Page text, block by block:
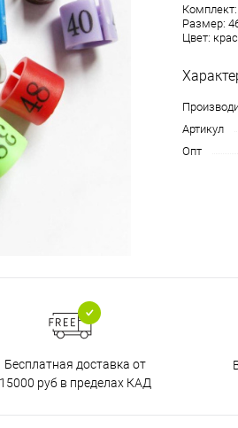
Размер:
Цвет:
Артикул
Опт
Бесплатная доставка от
15000 руб в пределах КАД